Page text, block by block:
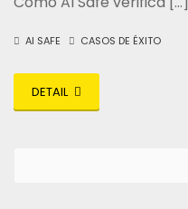
AI SAFE CASOS DE ÉXITO
DETAIL